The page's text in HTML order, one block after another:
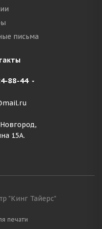
письма
88-44
15А.
"Кинг Тайерс"
печати